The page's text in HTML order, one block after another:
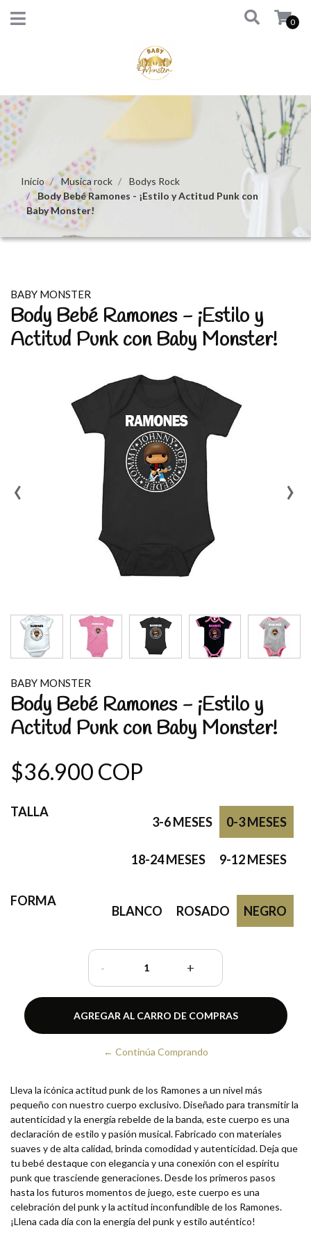
0
Inicio Musica rock
Bodys Rock
Body Bebé Ramones - ¡Estilo y Actitud Punk con
Baby Monster!
BABY MONSTER
Body Bebé Ramones - ¡Estilo y
Actitud Punk con Baby Monster!
‹ ›
BABY MONSTER
Body Bebé Ramones - ¡Estilo y
Actitud Punk con Baby Monster!
$36.900 COP
TALLA
0-3 MESES
3-6 MESES
9-12 MESES
18-24 MESES
FORMA
NEGRO
ROSADO
BLANCO
- +
← Continúa Comprando
Lleva la icónica actitud punk de los Ramones a un nivel más
pequeño con nuestro cuerpo exclusivo. Diseñado para transmitir la
autenticidad y la energía rebelde de la banda, este cuerpo es una
declaración de estilo y pasión musical. Fabricado con materiales
suaves y de alta calidad, brinda comodidad y autenticidad. Deja que
tu bebé destaque con elegancia y una conexión con el espíritu
punk que trasciende generaciones. Desde los primeros pasos
hasta los futuros momentos de juego, este cuerpo es una
celebración del punk y la actitud inconfundible de los Ramones.
¡Llena cada día con la energía del punk y estilo auténtico!